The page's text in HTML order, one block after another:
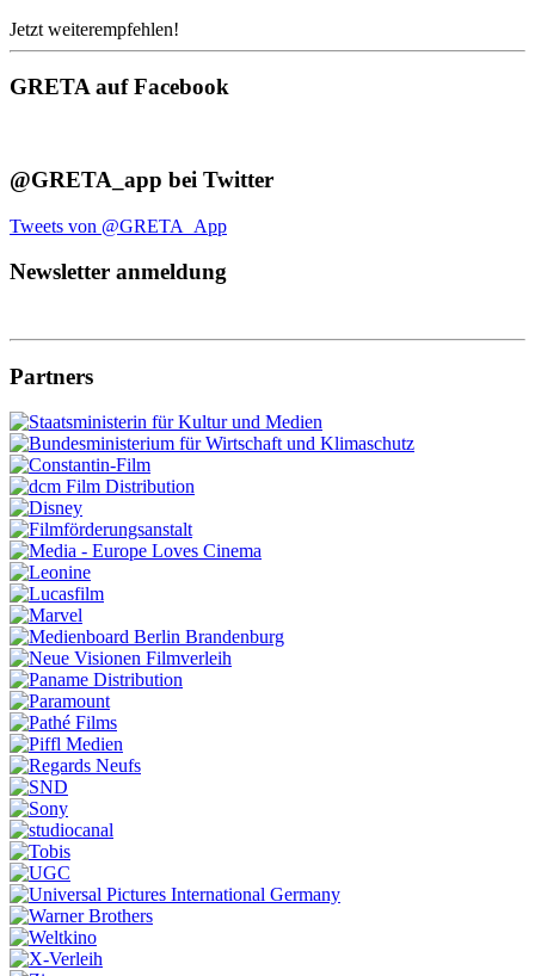
Jetzt weiterempfehlen!
GRETA auf Facebook
@GRETA_app bei Twitter
Tweets von @GRETA_App
Newsletter anmeldung
Partners